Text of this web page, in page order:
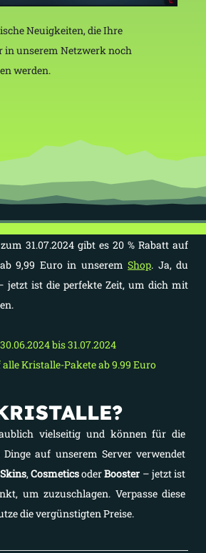
Neuigkeiten, die Ihre
in unserem Netzwerk noch
werden.
31.07.2024 gibt es 20 % Rabatt auf
9,99 Euro in unseremShop. Ja, du
jetzt ist die perfekte Zeit, um dich mit
30.06.2024 bis 31.07.2024
alle Kristalle-Pakete ab 9.99 Euro
vielseitig und können für die
auf unserem Server verwendet
Skins,CosmeticsoderBooster – jetzt ist
um zuzuschlagen. Verpasse diese
die vergünstigten Preise.